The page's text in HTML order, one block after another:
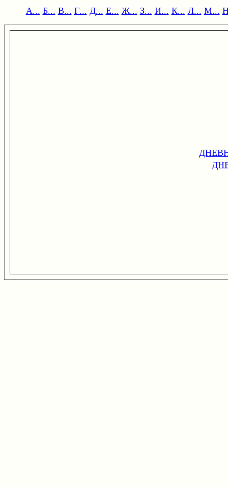
А... Б... В... Г... Д... Е... Ж... З... И... К... Л... М...